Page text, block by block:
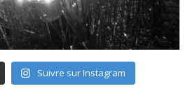
Suivre sur Instagram